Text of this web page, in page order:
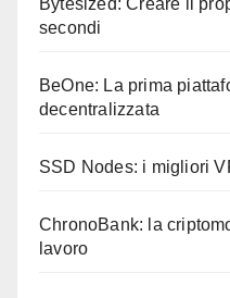
secondi
BeOne: La prima
decentralizzata
SSD Nodes: i migliori
ChronoBank: la
lavoro